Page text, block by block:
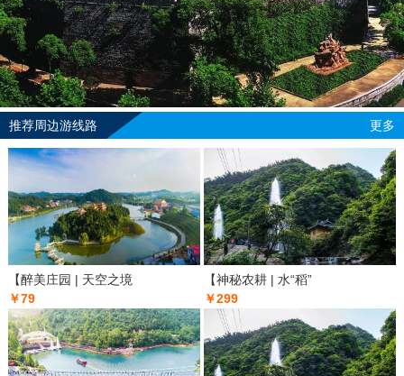
推荐周边游线路 更多
【醉美庄园 | 天空之境
￥79
【神秘农耕 | 水“稻”
￥299